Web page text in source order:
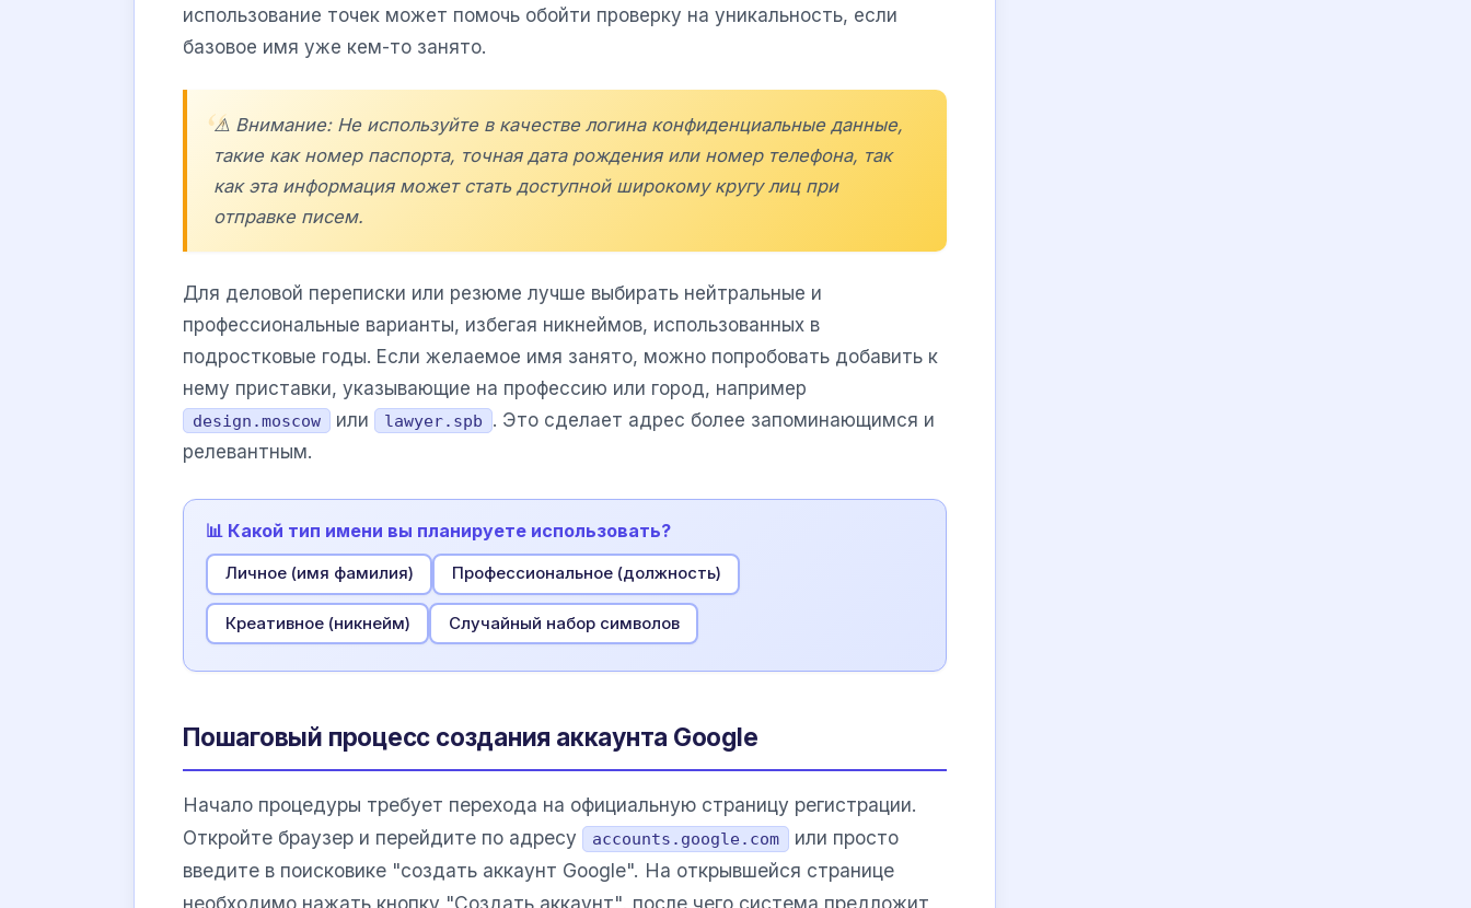
использование точек может помочь обойти проверку на уникальность, если
базовое имя уже кем-то занято.
⚠️ Внимание: Не используйте в качестве логина конфиденциальные данные,
такие как номер паспорта, точная дата рождения или номер телефона, так
как эта информация может стать доступной широкому кругу лиц при
отправке писем.
Для деловой переписки или резюме лучше выбирать нейтральные и
профессиональные варианты, избегая никнеймов, использованных в
подростковые годы. Если желаемое имя занято, можно попробовать добавить к
нему приставки, указывающие на профессию или город, например
design.moscow или lawyer.spb
. Это сделает адрес более запоминающимся и
релевантным.
📊 Какой тип имени вы планируете использовать?
Личное (имя фамилия) Профессиональное (должность)
Креативное (никнейм) Случайный набор символов
Пошаговый процесс создания аккаунта Google
Начало процедуры требует перехода на официальную страницу регистрации.
Откройте браузер и перейдите по адресу
accounts.google.com
или просто
введите в поисковике "создать аккаунт Google". На открывшейся странице
необходимо нажать кнопку "Создать аккаунт", после чего система предложит